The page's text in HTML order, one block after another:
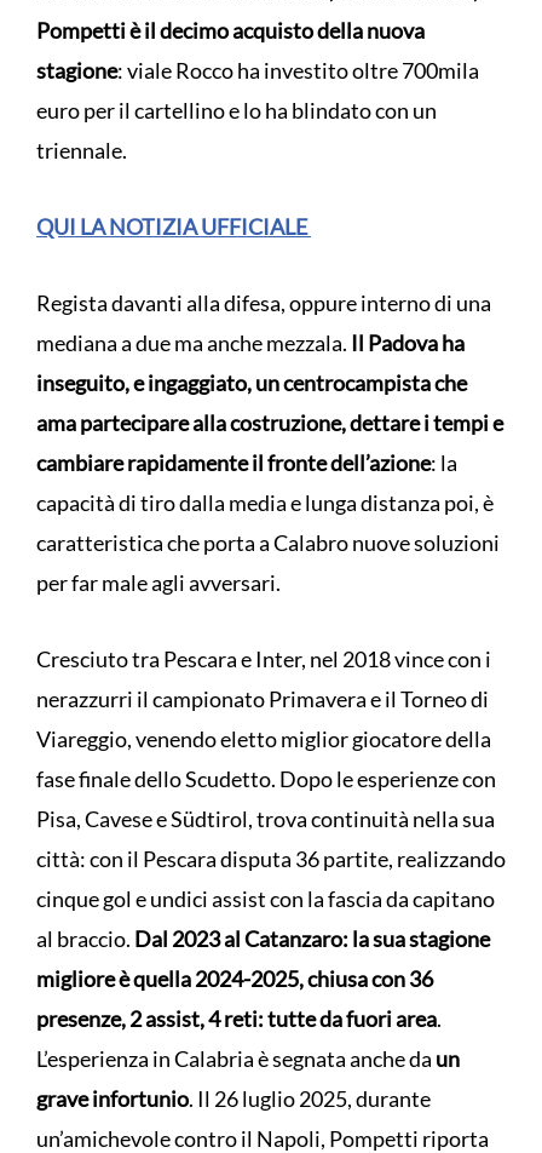
Pompetti è il decimo acquisto della nuova
stagione: viale Rocco ha investito oltre 700mila
euro per il cartellino e lo ha blindato con un
triennale.
QUI LA NOTIZIA UFFICIALE
Regista davanti alla difesa, oppure interno di una
mediana a due ma anche mezzala. Il Padova ha
inseguito, e ingaggiato, un centrocampista che
ama partecipare alla costruzione, dettare i tempi e
cambiare rapidamente il fronte dell’azione: la
capacità di tiro dalla media e lunga distanza poi, è
caratteristica che porta a Calabro nuove soluzioni
per far male agli avversari.
Cresciuto tra Pescara e Inter, nel 2018 vince con i
nerazzurri il campionato Primavera e il Torneo di
Viareggio, venendo eletto miglior giocatore della
fase finale dello Scudetto. Dopo le esperienze con
Pisa, Cavese e Südtirol, trova continuità nella sua
città: con il Pescara disputa 36 partite, realizzando
cinque gol e undici assist con la fascia da capitano
al braccio. Dal 2023 al Catanzaro: la sua stagione
migliore è quella 2024-2025, chiusa con 36
presenze, 2 assist, 4 reti: tutte da fuori area.
L’esperienza in Calabria è segnata anche da un
grave infortunio. Il 26 luglio 2025, durante
un’amichevole contro il Napoli, Pompetti riporta